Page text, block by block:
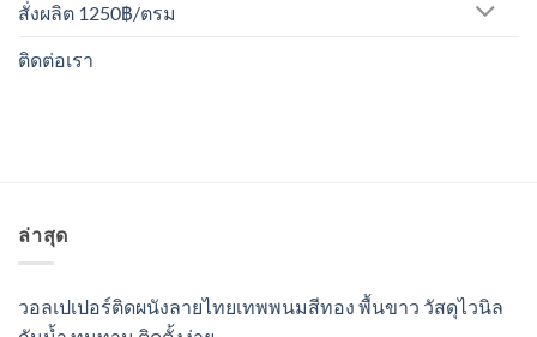
สั่งผลิต 1250฿/ตรม
ติดต่อเรา
ล่าสุด
วอลเปเปอร์ติดผนังลายไทยเทพพนมสีทอง พื้นขาว วัสดุไวนิล